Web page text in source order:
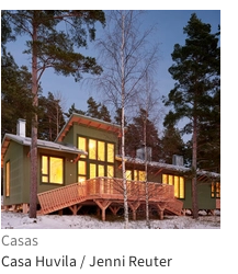
Casas
Casa Huvila / Jenni Reuter